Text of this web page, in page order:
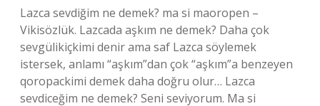
Lazca sevdiğim ne demek? ma si maoropen –
Vikisözlük. Lazcada aşkım ne demek? Daha çok
sevgülikiçkimi denir ama saf Lazca söylemek
istersek, anlamı “aşkım”dan çok “aşkım”a benzeyen
qoropackimi demek daha doğru olur… Lazca
sevdiceğim ne demek? Seni seviyorum. Ma si